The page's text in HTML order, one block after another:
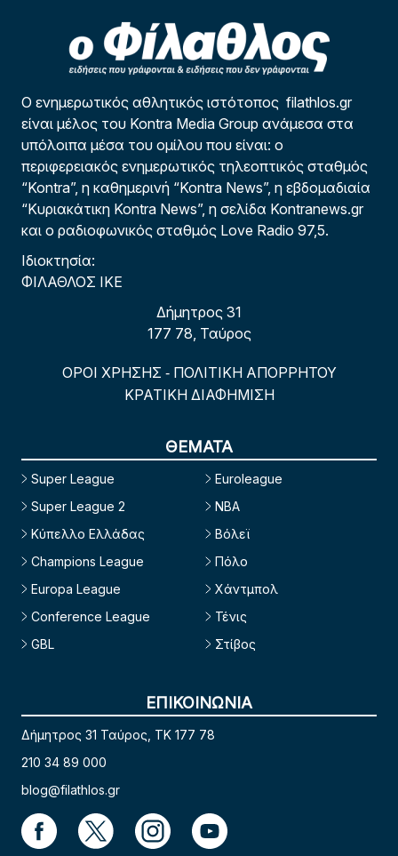
Ο ενημερωτικός αθλητικός ιστότοπος filathlos.gr
είναι μέλος του Kontra Media Group ανάμεσα στα
υπόλοιπα μέσα του ομίλου που είναι: ο
περιφερειακός ενημερωτικός τηλεοπτικός σταθμός
“Kontra”, η καθημερινή “Kontra News”, η εβδομαδιαία
“Κυριακάτικη Kontra News”, η σελίδα Kontranews.gr
και ο ραδιοφωνικός σταθμός Love Radio 97,5.
Ιδιοκτησία:
ΦΙΛΑΘΛΟΣ ΙΚΕ
Δήμητρος 31
177 78, Ταύρος
ΟΡΟΙ ΧΡΗΣΗΣ - ΠΟΛΙΤΙΚΗ ΑΠΟΡΡΗΤΟΥ
ΚΡΑΤΙΚΗ ΔΙΑΦΗΜΙΣΗ
ΘΕΜΑΤΑ
Super League
Super League 2
Κύπελλο Ελλάδας
Champions League
Europa League
Conference League
GBL
Euroleague
NBA
Βόλεϊ
Πόλο
Χάντμπολ
Τένις
Στίβος
ΕΠΙΚΟΙΝΩΝΙΑ
Δήμητρος 31 Ταύρος, TK 177 78
210 34 89 000
blog@filathlos.gr